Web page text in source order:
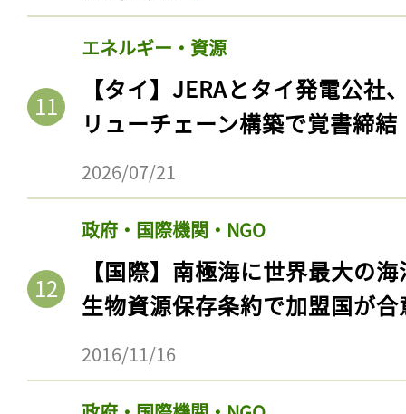
エネルギー・資源
【タイ】JERAとタイ発電公社
リューチェーン構築で覚書締結
2026/07/21
政府・国際機関・NGO
【国際】南極海に世界最大の
生物資源保存条約で加盟国が合
2016/11/16